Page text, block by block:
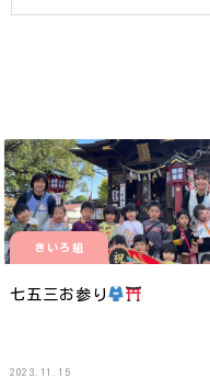
きいろ組
七五三お参り
2023.11.15